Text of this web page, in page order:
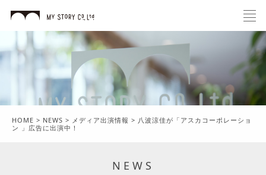
HOME > NEWS > メディア出演情報 > 八波涼佳が「アスカコーポレーショ
ン 」広告に出演中！
NEWS